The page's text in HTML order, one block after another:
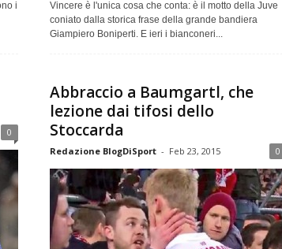
i
Vincere è l'unica cosa che conta: è il motto della Juve
coniato dalla storica frase della grande bandiera
Giampiero Boniperti. E ieri i bianconeri...
0
Abbraccio a Baumgartl, che
lezione dai tifosi dello
Stoccarda
Redazione BlogDiSport - Feb 23, 2015 0